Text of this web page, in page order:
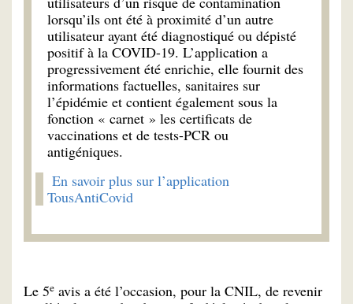
lorsqu’ils ont été à proximité d’un autre
utilisateur ayant été diagnostiqué ou dépisté
positif à la COVID-19. L’application a
progressivement été enrichie, elle fournit des
informations factuelles, sanitaires sur
l’épidémie et contient également sous la
fonction « carnet » les certificats de
vaccinations et de tests-PCR ou
antigéniques.
En savoir plus sur l’application
TousAntiCovid
Le 5e avis a été l’occasion, pour la CNIL, de revenir